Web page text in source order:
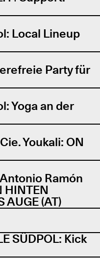
Local Lineup
Party für
Yoga an der
Youkali: ON
Ramón
HINTEN
AUGE (AT)
SÜDPOL: Kick